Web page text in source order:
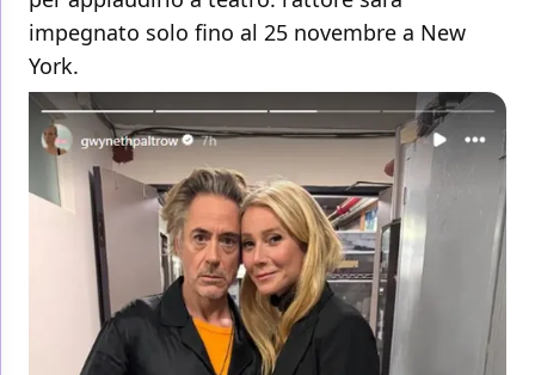
impegnato solo fino al 25 novembre a New
York.